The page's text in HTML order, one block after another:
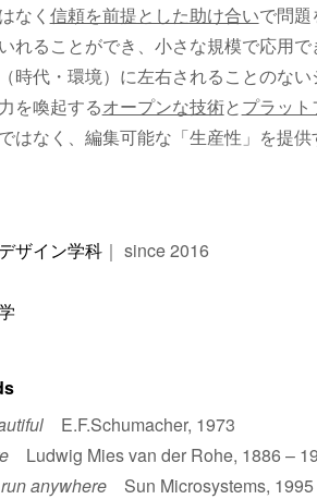
なく 信頼を前提とした助け合いで問題
れることができ、小さな規模で応用で
時代・環境）に左右されることのな
を喚起するオープンな技術とプラッ
はなく、編集可能な「生産性」を提供
ザイン学科｜ since 2016
E.F.Schumacher, 1973
Ludwig Mies van der Rohe, 1886 –
anywhereSun Microsystems, 1995